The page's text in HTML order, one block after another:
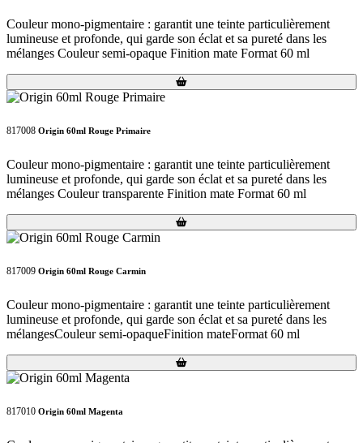
Couleur mono-pigmentaire : garantit une teinte particulièrement
lumineuse et profonde, qui garde son éclat et sa pureté dans les
mélanges Couleur semi-opaque Finition mate Format 60 ml
Loading...
Loading...
817008 Origin 60ml Rouge Primaire
Couleur mono-pigmentaire : garantit une teinte particulièrement
lumineuse et profonde, qui garde son éclat et sa pureté dans les
mélanges Couleur transparente Finition mate Format 60 ml
Loading...
Loading...
817009 Origin 60ml Rouge Carmin
Couleur mono-pigmentaire : garantit une teinte particulièrement
lumineuse et profonde, qui garde son éclat et sa pureté dans les
mélangesCouleur semi-opaqueFinition mateFormat 60 ml
Loading...
Loading...
817010 Origin 60ml Magenta